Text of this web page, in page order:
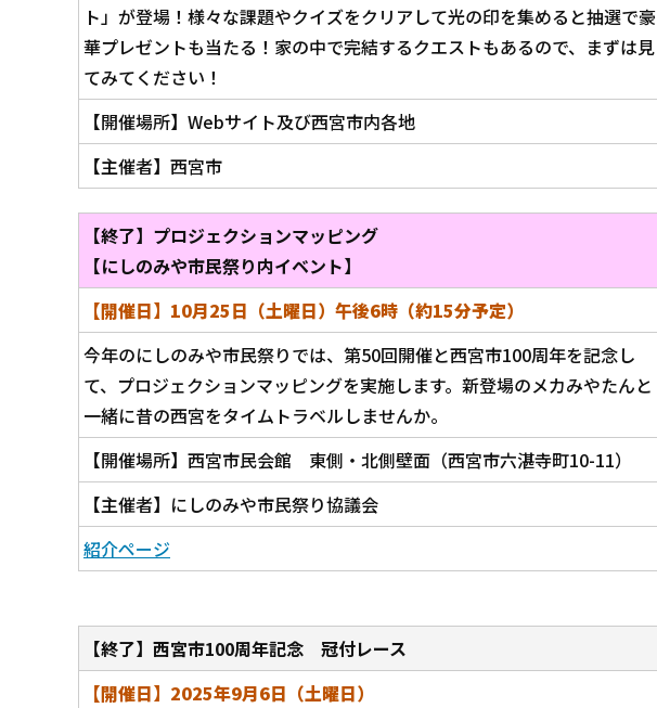
ト」が登場！様々な課題やクイズをクリアして光の印を集めると抽選で豪
華プレゼントも当たる！家の中で完結するクエストもあるので、まずは見
てみてください！
【開催場所】Webサイト及び西宮市内各地
【主催者】西宮市
【終了】プロジェクションマッピング
【にしのみや市民祭り内イベント】
【開催日】10月25日（土曜日）午後6時（約15分予定）
今年のにしのみや市民祭りでは、第50回開催と西宮市100周年を記念し
て、プロジェクションマッピングを実施します。新登場のメカみやたんと
一緒に昔の西宮をタイムトラベルしませんか。
【開催場所】西宮市民会館 東側・北側壁面（西宮市六湛寺町10-11）
【主催者】にしのみや市民祭り協議会
紹介ページ
【終了】西宮市100周年記念 冠付レース
【開催日】2025年9月6日（土曜日）